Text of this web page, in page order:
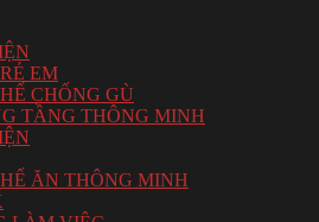
EM
CHỐNG GÙ
TẦNG THÔNG MINH
ĂN THÔNG MINH